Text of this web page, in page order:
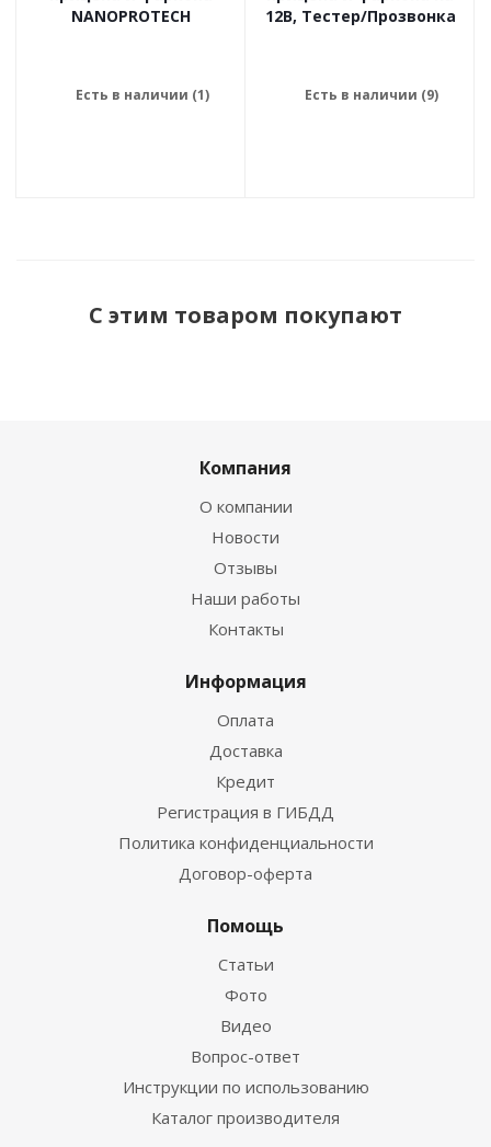
NANOPROTECH
Есть в наличии (1)
12В, Тестер/Прозвонка
Есть в наличии (9)
С этим товаром покупают
Компания
О компании
Новости
Отзывы
Наши работы
Контакты
Информация
Оплата
Доставка
Кредит
Регистрация в ГИБДД
Политика конфиденциальности
Договор-оферта
Помощь
Статьи
Фото
Видео
Вопрос-ответ
Инструкции по использованию
Каталог производителя